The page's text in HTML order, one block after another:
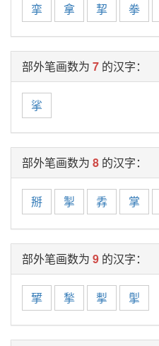
挛 拿 挈 拳
部外笔画数为 7 的汉字：
挲
部外笔画数为 8 的汉字：
掰 掣 掱 掌
部外笔画数为 9 的汉字：
揅 揫 揧 揱